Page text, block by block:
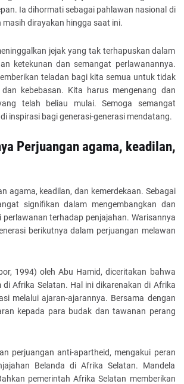
Ia dihormati sebagai pahlawan nasional di
dirayakan hingga saat ini.
jejak yang tak terhapuskan dalam
ketekunan dan semangat perlawanannya.
teladan bagi kita semua untuk tidak
kebebasan. Kita harus mengenang dan
telah beliau mulai. Semoga semangat
inspirasi bagi generasi-generasi mendatang.
Perjuangan agama, keadilan,
agama, keadilan, dan kemerdekaan. Sebagai
signifikan dalam mengembangkan dan
terhadap penjajahan. Warisannya
berikutnya dalam perjuangan melawan
1994) oleh Abu Hamid, diceritakan bahwa
Afrika Selatan. Hal ini dikarenakan di Afrika
melalui ajaran-ajarannya. Bersama dengan
kepada para budak dan tawanan perang
perjuangan anti-apartheid, mengakui peran
Belanda di Afrika Selatan. Mandela
pemerintah Afrika Selatan memberikan